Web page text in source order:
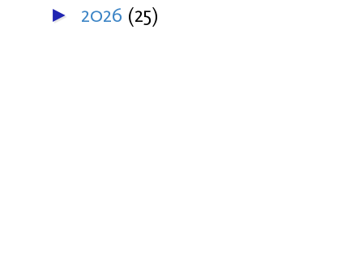
► 2026 (25)